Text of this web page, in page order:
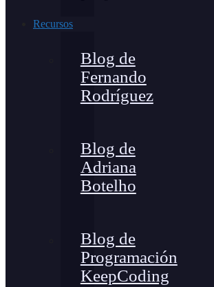
Recursos
Blog de
Fernando
Rodríguez
Blog de
Adriana
Botelho
Blog de
Programación
KeepCoding